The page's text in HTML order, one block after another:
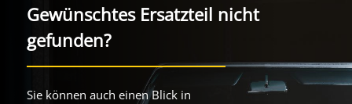
Gewünschtes Ersatzteil nicht
gefunden?
Sie können auch einen Blick in